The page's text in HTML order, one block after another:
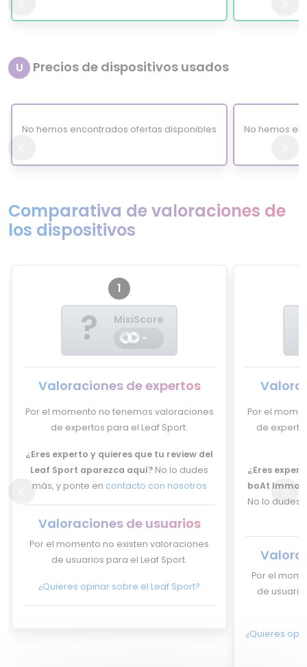
U Precios de dispositivos usados
No hemos encontrados ofertas disponibles No hemos
Comparativa de valoraciones de
los dispositivos
1
?
MixiScore
-
Valoraciones de expertos
Por el momento no tenemos valoraciones
de expertos para el Leaf Sport.
¿Eres experto y quieres que tu review del
Leaf Sport aparezca aquí? No lo dudes
más, y ponte en contacto con nosotros
Valoraciones de usuarios
Por el momento no existen valoraciones
de usuarios para el Leaf Sport.
¿Quieres opinar sobre el Leaf Sport?
Por el
de
¿Eres
boAt
No lo dudes
Por el
de
¿Quieres